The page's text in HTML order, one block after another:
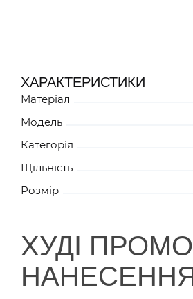
БІЛИЙ
ХАРАКТЕРИСТИКИ
Матеріал
Модель
Категорія
Щільність
Розмір
ХУДІ